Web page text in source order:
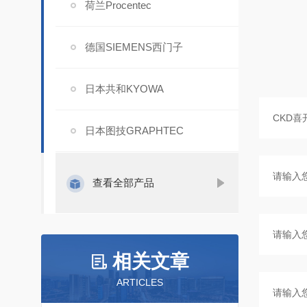
荷兰Procentec
德国SIEMENS西门子
日本共和KYOWA
日本图技GRAPHTEC
查看全部产品
相关文章
ARTICLES